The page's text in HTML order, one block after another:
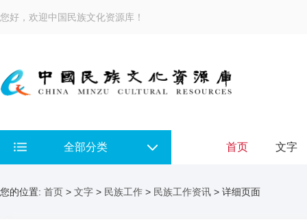
您好，欢迎中国民族文化资源库！
全部分类 首页 文字
您的位置: 首页 > 文字 > 民族工作 > 民族工作资讯 > 详细页面